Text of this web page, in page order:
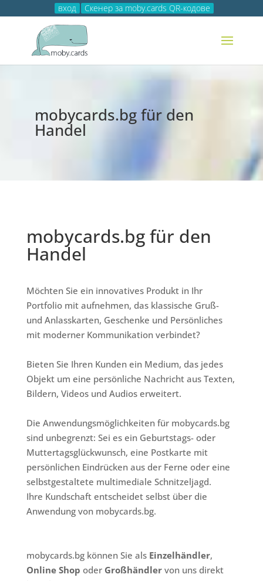
вход Скенер за moby.cards QR-кодове
mobycards.bg für den
Handel
mobycards.bg für den
Handel
Möchten Sie ein innovatives Produkt in Ihr
Portfolio mit aufnehmen, das klassische Gruß-
und Anlasskarten, Geschenke und Persönliches
mit moderner Kommunikation verbindet?
Bieten Sie Ihren Kunden ein Medium, das jedes
Objekt um eine persönliche Nachricht aus Texten,
Bildern, Videos und Audios erweitert.
Die Anwendungsmöglichkeiten für mobycards.bg
sind unbegrenzt: Sei es ein Geburtstags- oder
Muttertagsglückwunsch, eine Postkarte mit
persönlichen Eindrücken aus der Ferne oder eine
selbstgestaltete multimediale Schnitzeljagd.
Ihre Kundschaft entscheidet selbst über die
Anwendung von mobycards.bg.
mobycards.bg können Sie als Einzelhändler,
Online Shop oder Großhändlervon uns direkt